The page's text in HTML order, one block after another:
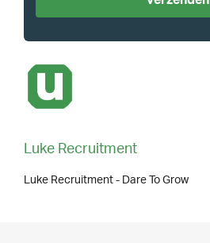
Luke Recruitment
Luke Recruitment - Dare To Grow